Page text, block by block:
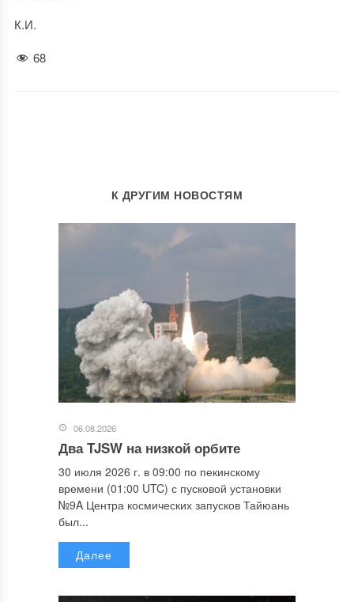
К.И.
68
К ДРУГИМ НОВОСТЯМ
06.08.2026
Два TJSW на низкой орбите
30 июля 2026 г. в 09:00 по пекинскому
времени (01:00 UTC) с пусковой установки
№9A Центра космических запусков Тайюань
был...
Далее